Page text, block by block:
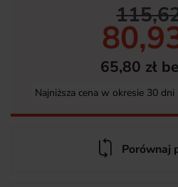
65,80 zł
Najniższa cena w okresie 30 dni
Porównaj